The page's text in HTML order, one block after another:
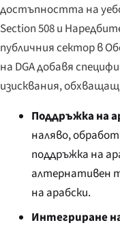
достъпността на
Section 508 и
публичния сектор в
на DGA добавя
изисквания,
Поддръжка на
наляво,
поддръжка на
алтернативен
на арабски.
Интегриране